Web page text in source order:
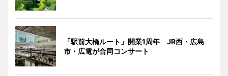
「駅前大橋ルート」開業1周年 JR西・広島
市・広電が合同コンサート